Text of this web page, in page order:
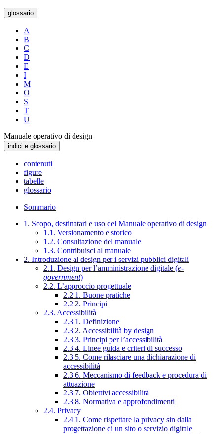
glossario
A
B
C
D
E
I
M
O
S
T
U
Manuale operativo di design
indici e glossario
contenuti
figure
tabelle
glossario
Sommario
1. Scopo, destinatari e uso del Manuale operativo di design
1.1. Versionamento e storico
1.2. Consultazione del manuale
1.3. Contribuisci al manuale
2. Introduzione al design per i servizi pubblici digitali
2.1. Design per l’amministrazione digitale (e-
government)
2.2. L’approccio progettuale
2.2.1. Buone pratiche
2.2.2. Principi
2.3. Accessibilità
2.3.1. Definizione
2.3.2. Accessibilità by design
2.3.3. Principi per l’accessibilità
2.3.4. Linee guida e criteri di successo
2.3.5. Come rilasciare una dichiarazione di
accessibilità
2.3.6. Meccanismo di feedback e procedura di
attuazione
2.3.7. Obiettivi accessibilità
2.3.8. Normativa e approfondimenti
2.4. Privacy
2.4.1. Come rispettare la privacy sin dalla
progettazione di un sito o servizio digitale